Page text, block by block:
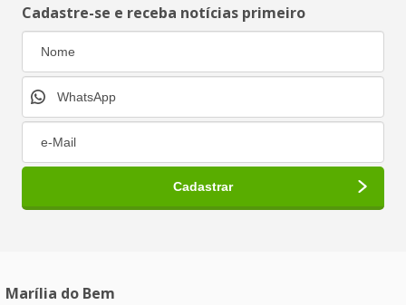
Cadastre-se e receba notícias primeiro
Marília do Bem